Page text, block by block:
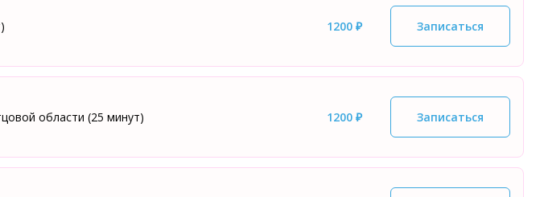
1200 ₽ Записаться
области (25 минут) 1200 ₽ Записаться